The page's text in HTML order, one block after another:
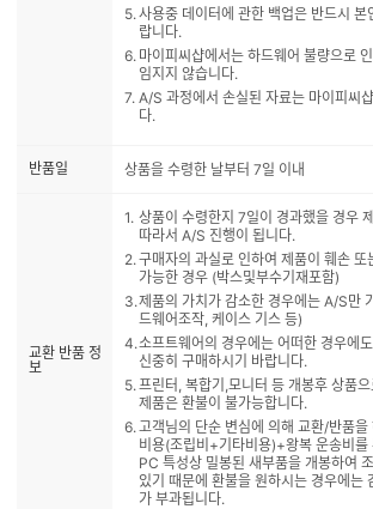
사용중 데이터에 관한 백업은 반드시
랍니다.
마이피씨샵에서는 하드웨어 불량으로
임지지 않습니다.
A/S 과정에서 손실된 자료는 마이피씨
다.
반품일 상품을 수령한 날부터 7일 이내
교환 반품 정
보
상품이 수령한지 7일이 경과했을 경우
따라서 A/S 진행이 됩니다.
구매자의 과실로 인하여 제품이 훼손 또
가능한 경우 (박스및부수기재포함)
제품의 가치가 감소한 경우에는 A/S만
드웨어조작, 케이스 기스 등)
소프트웨어의 경우에는 어떠한 경우에
신중히 구매하시기 바랍니다.
프린터, 복합기,모니터 등 개봉후 상품
제품은 환불이 불가능합니다.
고객님의 단순 변심에 의해 교환/반품을
비용(조립비+기타비용)+왕복 운송비를
PC 특성상 밀봉된 새부품을 개봉하여
있기 때문에 환불을 원하시는 경우에는
가 부과됩니다.